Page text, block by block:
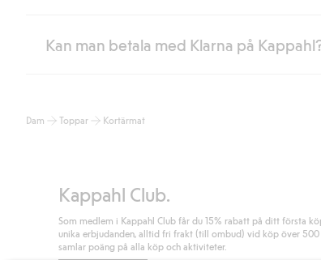
Är du medlem i Kappahl Club har du alltid gratis frakt
Läs mer
Kan man betala med Klarna på
klicka på "Slutför köp" godkänner du Kappahls allmänna
Dam Toppar Kortärmat
Kappahl Club.
Som medlem i Kappahl Club får du 15% rabatt på ditt första
unika erbjudanden, alltid fri frakt (till ombud) vid köp över 500
samlar poäng på alla köp och aktiviteter.